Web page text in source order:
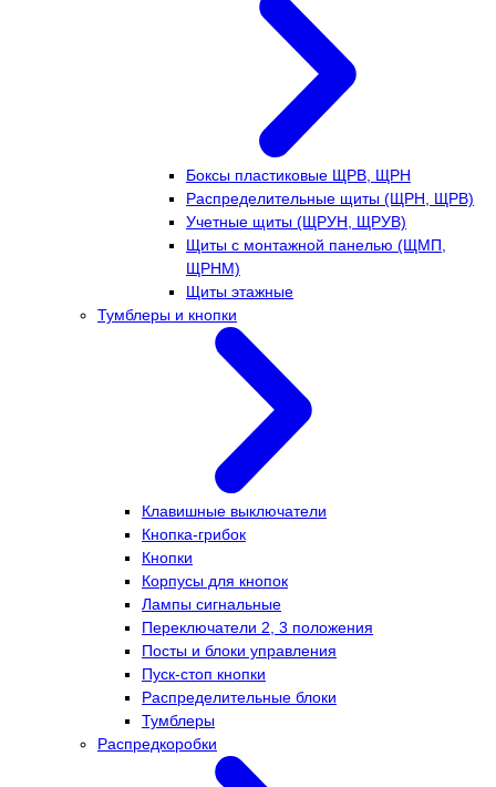
Боксы пластиковые ЩРВ, ЩРН
Распределительные щиты (ЩРН, ЩРВ)
Учетные щиты (ЩРУН, ЩРУВ)
Щиты с монтажной панелью (ЩМП,
ЩРНМ)
Щиты этажные
Тумблеры и кнопки
Клавишные выключатели
Кнопка-грибок
Кнопки
Корпусы для кнопок
Лампы сигнальные
Переключатели 2, 3 положения
Посты и блоки управления
Пуск-стоп кнопки
Распределительные блоки
Тумблеры
Распредкоробки